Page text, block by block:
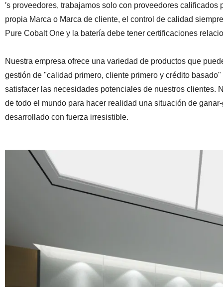
′s proveedores, trabajamos solo con proveedores
propia Marca o Marca de cliente, el control de calidad
Pure Cobalt One y la batería debe tener certificaciones
Nuestra empresa ofrece una variedad de productos que
gestión de "calidad primero, cliente primero y crédito
satisfacer las necesidades potenciales de nuestros clientes.
de todo el mundo para hacer realidad una situación de
desarrollado con fuerza irresistible.